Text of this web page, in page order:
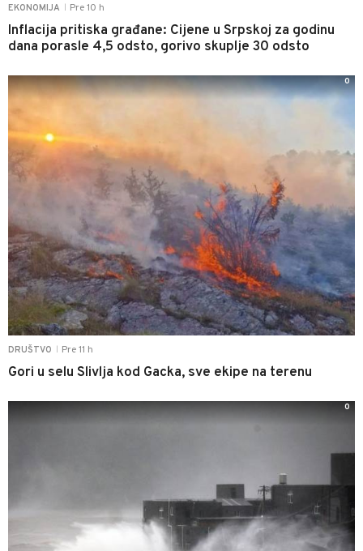
EKONOMIJA Pre 10 h
Inflacija pritiska građane: Cijene u Srpskoj za godinu
dana porasle 4,5 odsto, gorivo skuplje 30 odsto
DRUŠTVO Pre 11 h
Gori u selu Slivlja kod Gacka, sve ekipe na terenu
0
0